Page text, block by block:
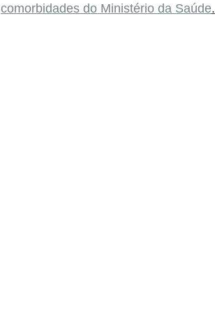
comorbidades do Ministério da Saúde.